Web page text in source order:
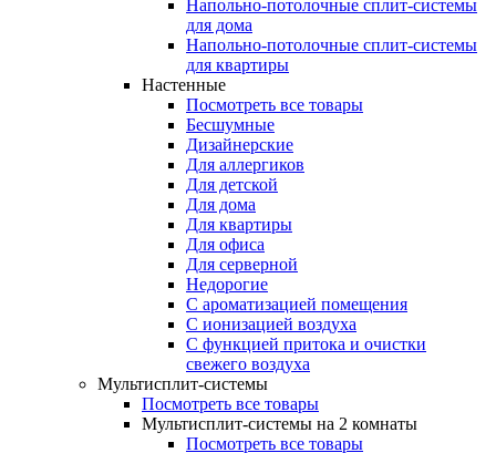
Напольно-потолочные сплит-системы
для дома
Напольно-потолочные сплит-системы
для квартиры
Настенные
Посмотреть все товары
Бесшумные
Дизайнерские
Для аллергиков
Для детской
Для дома
Для квартиры
Для офиса
Для серверной
Недорогие
С ароматизацией помещения
С ионизацией воздуха
С функцией притока и очистки
свежего воздуха
Мультисплит-системы
Посмотреть все товары
Мультисплит-системы на 2 комнаты
Посмотреть все товары